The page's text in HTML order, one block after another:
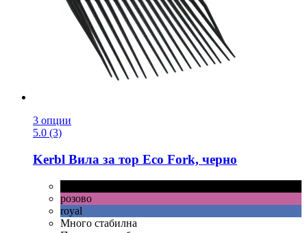
3 опции
5.0 (3)
Kerbl Вила за тор Eco Fork, черно
розово
royal
Много стабилна